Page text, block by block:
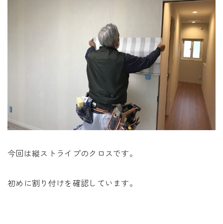
今回は縦ストライプのクロスです。
初めに割り付けを確認しています。